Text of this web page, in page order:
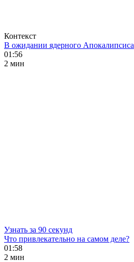
Контекст
В ожидании ядерного Апокалипсиса
01:56
2 мин
Узнать за 90 секунд
Что привлекательно на самом деле?
01:58
2 мин